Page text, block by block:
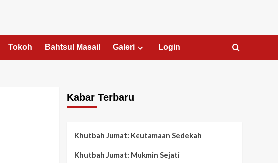
Tokoh Bahtsul Masail Galeri Login
Kabar Terbaru
Khutbah Jumat: Keutamaan Sedekah
Khutbah Jumat: Mukmin Sejati